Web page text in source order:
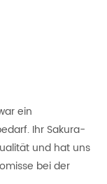
ein
Ihr Sakura-
und hat uns
bei der